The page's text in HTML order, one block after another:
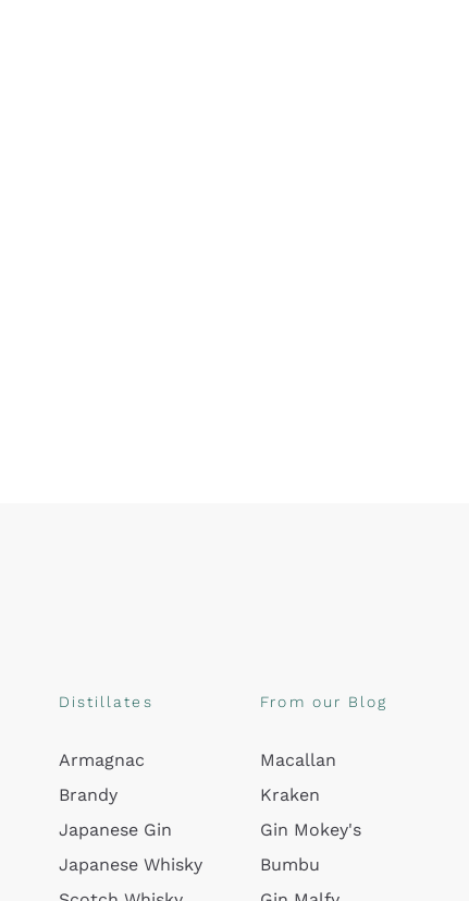
Distillates
Armagnac
Brandy
Japanese Gin
Japanese Whisky
From our Blog
Macallan
Kraken
Gin Mokey's
Bumbu